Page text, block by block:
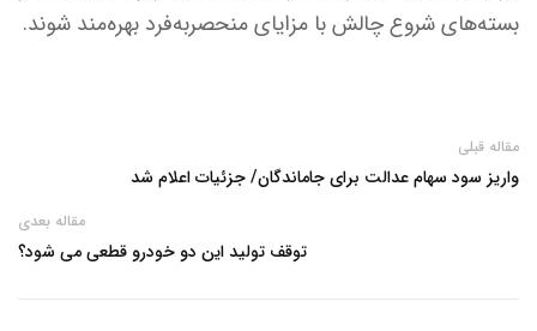
بسته‌های شروع چالش با مزایای منحصر‌به‌فرد بهره‌مند شوند.
مقاله قبلی
واریز سود سهام عدالت برای جاماندگان/ جزئیات اعلام شد
مقاله بعدی
توقف تولید این دو خودرو قطعی می شود؟